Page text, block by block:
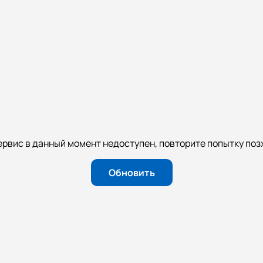
в данный момент недоступен, повторите попытку
Обновить